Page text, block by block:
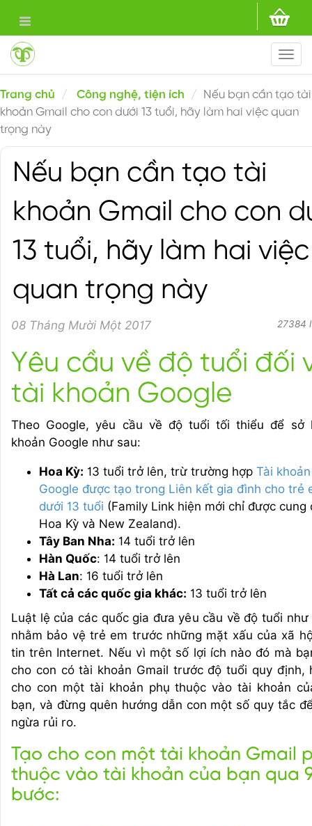
Trang chủ Công nghệ, tiện ích
Nếu bạn cần tạo tài
khoản Gmail cho con dưới 13 tuổi, hãy làm hai việc quan
trọng này
Nếu bạn cần tạo tài
khoản Gmail cho con
13 tuổi, hãy làm hai việc
quan trọng này
08 Tháng Mười Một 2017 27384
Yêu cầu về độ tuổi đối
tài khoản Google
Theo Google, yêu cầu về độ tuổi tối thiểu để sở
khoản Google như sau:
Hoa Kỳ: 13 tuổi trở lên, trừ trường hợp Tài khoản
Google được tạo trong Liên kết gia đình cho trẻ
dưới 13 tuổi (Family Link hiện mới chỉ được cung
Hoa Kỳ và New Zealand).
Tây Ban Nha: 14 tuổi trở lên
Hàn Quốc: 14 tuổi trở lên
Hà Lan: 16 tuổi trở lên
Tất cả các quốc gia khác: 13 tuổi trở lên
Luật lệ của các quốc gia đưa yêu cầu về độ tuổi
nhằm bảo vệ trẻ em trước những mặt xấu của xã
tin trên Internet. Nếu vì một số lợi ích nào đó mà
cho con có tài khoản Gmail trước độ tuổi quy định,
cho con một tài khoản phụ thuộc vào tài khoản
bạn, và đừng quên hướng dẫn con một số quy tắc
ngừa rủi ro.
Tạo cho con một tài khoản Gmail
thuộc vào tài khoản của bạn qua
bước: